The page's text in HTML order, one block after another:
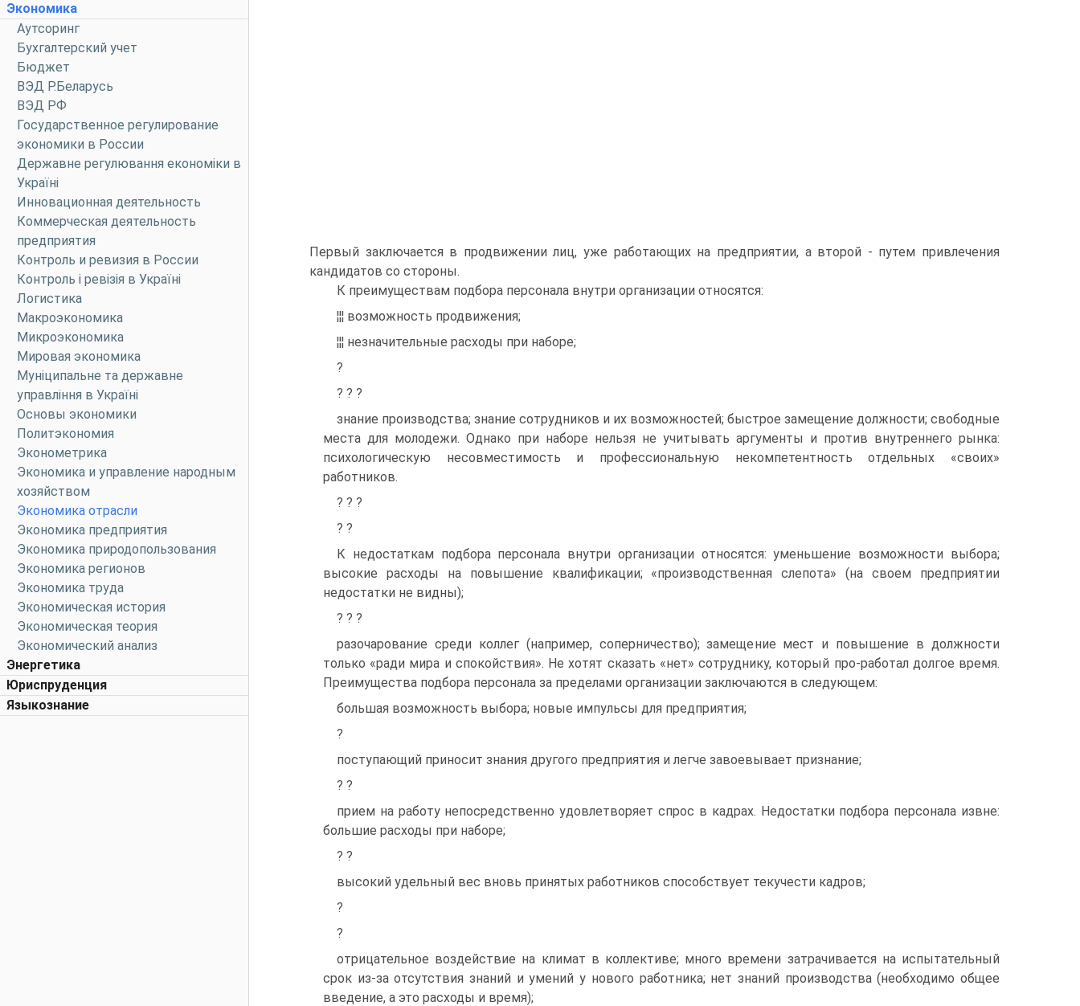
Экономика
Аутсоринг
Бухгалтерский учет
Бюджет
ВЭД Р.Беларусь
ВЭД РФ
Государственное регулирование
экономики в России
Державне регулювання економіки в
Україні
Инновационная деятельность
Коммерческая деятельность
предприятия
Контроль и ревизия в России
Контроль і ревізія в Україні
Логистика
Макроэкономика
Микроэкономика
Мировая экономика
Муніципальне та державне
управління в Україні
Основы экономики
Политэкономия
Эконометрика
Экономика и управление народным
хозяйством
Экономика отрасли
Экономика предприятия
Экономика природопользования
Экономика регионов
Экономика труда
Экономическая история
Экономическая теория
Экономический анализ
Энергетика
Юриспруденция
Языкознание
Первый заключается в продвижении лиц, уже работающих на предприятии, а второй - путем привлечения
кандидатов со стороны.
К преимуществам подбора персонала внутри организации относятся:
¦¦¦ возможность продвижения;
¦¦¦ незначительные расходы при наборе;
?
? ? ?
знание производства; знание сотрудников и их возможностей; быстрое замещение должности; свободные
места для молодежи. Однако при наборе нельзя не учитывать аргументы и против внутреннего рынка:
психологическую несовместимость и профессиональную некомпетентность отдельных «своих»
работников.
? ? ?
? ?
К недостаткам подбора персонала внутри организации относятся: уменьшение возможности выбора;
высокие расходы на повышение квалификации; «производственная слепота» (на своем предприятии
недостатки не видны);
? ? ?
разочарование среди коллег (например, соперничество); замещение мест и повышение в должности
только «ради мира и спокойствия». Не хотят сказать «нет» сотруднику, который про-работал долгое время.
Преимущества подбора персонала за пределами организации заключаются в следующем:
большая возможность выбора; новые импульсы для предприятия;
?
поступающий приносит знания другого предприятия и легче завоевывает признание;
? ?
прием на работу непосредственно удовлетворяет спрос в кадрах. Недостатки подбора персонала извне:
большие расходы при наборе;
? ?
высокий удельный вес вновь принятых работников способствует текучести кадров;
?
?
отрицательное воздействие на климат в коллективе; много времени затрачивается на испытательный
срок из-за отсутствия знаний и умений у нового работника; нет знаний производства (необходимо общее
введение, а это расходы и время);